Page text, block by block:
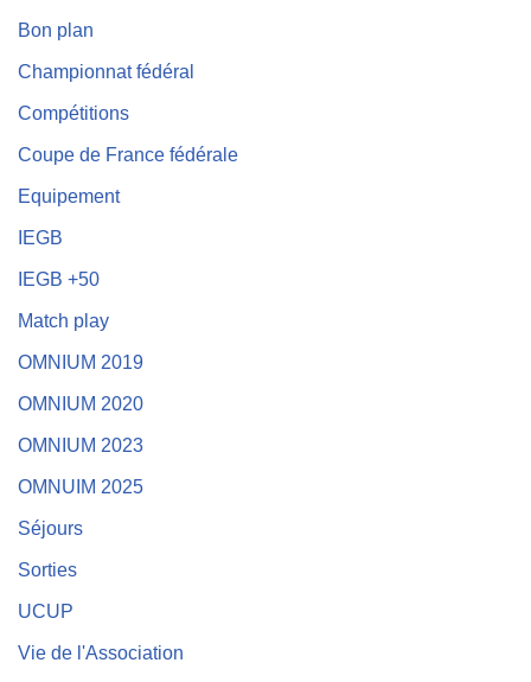
Bon plan
Championnat fédéral
Compétitions
Coupe de France fédérale
Equipement
IEGB
IEGB +50
Match play
OMNIUM 2019
OMNIUM 2020
OMNIUM 2023
OMNUIM 2025
Séjours
Sorties
UCUP
Vie de l'Association